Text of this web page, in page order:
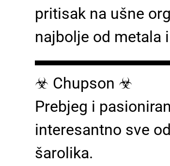
pritisak na ušne
najbolje od metala
☣ Chupson ☣
Prebjeg i
interesantno sve
šarolika.